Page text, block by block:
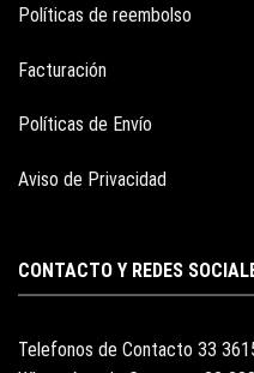
Políticas de reembolso
Facturación
Políticas de Envío
Aviso de Privacidad
CONTACTO Y REDES
Telefonos de Contacto 33